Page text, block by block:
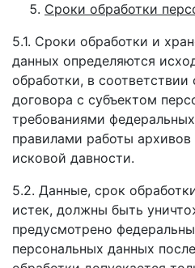
Сроки обработки
5.1. Сроки обработки и
данных определяются
обработки, в
договора с субъектом
требованиями
правилами работы
исковой давности.
5.2. Данные, срок
истек, должны быть
предусмотрено
персональных данных